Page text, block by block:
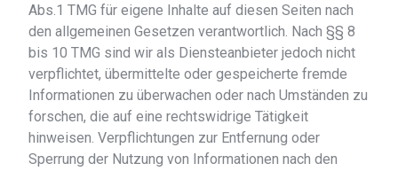
Abs.1 TMG für eigene Inhalte auf diesen Seiten nach
den allgemeinen Gesetzen verantwortlich. Nach §§ 8
bis 10 TMG sind wir als Diensteanbieter jedoch nicht
verpflichtet, übermittelte oder gespeicherte fremde
Informationen zu überwachen oder nach Umständen zu
forschen, die auf eine rechtswidrige Tätigkeit
hinweisen. Verpflichtungen zur Entfernung oder
Sperrung der Nutzung von Informationen nach den